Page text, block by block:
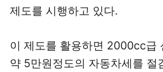
제도를 시행하고 있다.
이 제도를 활용하면 2000cc급
약 5만원정도의 자동차세를 절